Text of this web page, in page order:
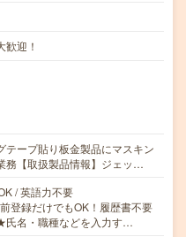
迎！
テープ貼り板金製品にマスキン
務【取扱製品情報】ジェッ…
/ 英語力不要
登録だけでもOK！履歴書不要
氏名・職種などを入力す…